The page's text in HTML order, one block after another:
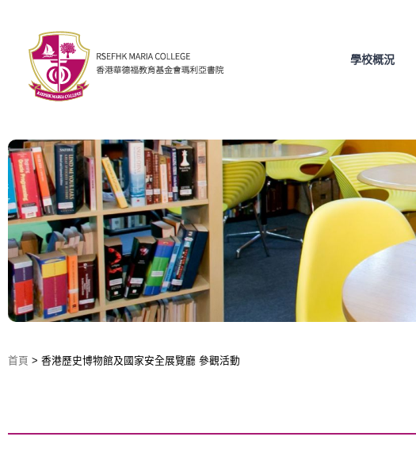
學校概況
首頁 > 香港歷史博物館及國家安全展覽廳 參觀活動